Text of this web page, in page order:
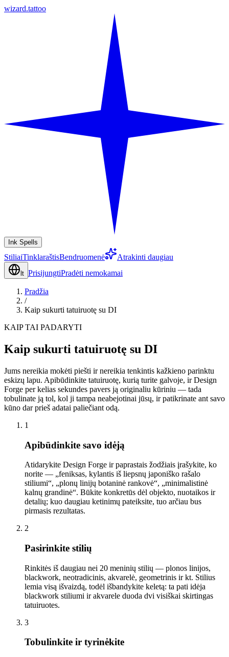
wizard.tattoo
Ink Spells
StiliaiTinklaraštisBendruomenė Atrakinti daugiau
lt PrisijungtiPradėti nemokamai
Pradžia
/
Kaip sukurti tatuiruotę su DI
KAIP TAI PADARYTI
Kaip sukurti tatuiruotę su DI
Jums nereikia mokėti piešti ir nereikia tenkintis kažkieno parinktu
eskizų lapu. Apibūdinkite tatuiruotę, kurią turite galvoje, ir Design
Forge per kelias sekundes pavers ją originaliu kūriniu — tada
tobulinate ją tol, kol ji tampa neabejotinai jūsų, ir patikrinate ant savo
kūno dar prieš adatai paliečiant odą.
1
Apibūdinkite savo idėją
Atidarykite Design Forge ir paprastais žodžiais įrašykite, ko
norite — „feniksas, kylantis iš liepsnų japoniško rašalo
stiliumi“, „plonų linijų botaninė rankovė“, „minimalistinė
kalnų grandinė“. Būkite konkretūs dėl objekto, nuotaikos ir
detalių; kuo daugiau ketinimų pateiksite, tuo arčiau bus
pirmasis rezultatas.
2
Pasirinkite stilių
Rinkitės iš daugiau nei 20 meninių stilių — plonos linijos,
blackwork, neotradicinis, akvarelė, geometrinis ir kt. Stilius
lemia visą išvaizdą, todėl išbandykite keletą: ta pati idėja
blackwork stiliumi ir akvarele duoda dvi visiškai skirtingas
tatuiruotes.
3
Tobulinkite ir tyrinėkite